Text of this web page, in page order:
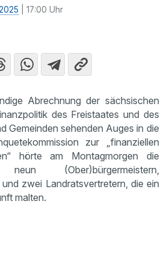
| 17:00 Uhr
Abrechnung der sächsischen
des Freistaates und des
Gemeinden sehenden Auges in die
zur „finanziellen
hörte am Montagmorgen die
(Ober)bürgermeistern,
zwei Landratsvertretern, die ein
malten.